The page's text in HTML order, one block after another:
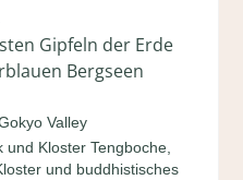
Gipfeln der Erde
Bergseen
Valley
Kloster Tengboche,
und buddhistisches